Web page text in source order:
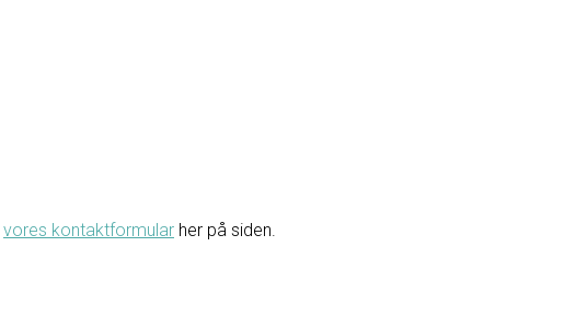
vores kontaktformular her på siden.